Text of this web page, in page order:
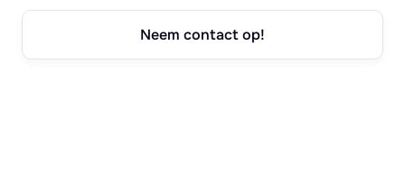
Neem contact op!